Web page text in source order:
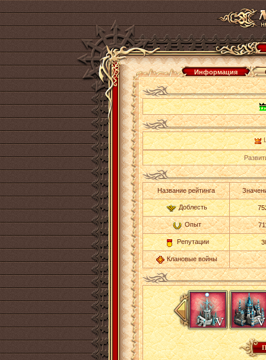
Информация
Название рейтинга
Доблесть
Опыт
Репутации
Клановые войны